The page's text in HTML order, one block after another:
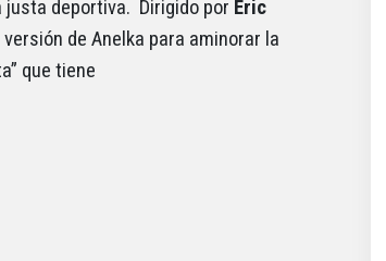
justa deportiva. Dirigido por Éric
de Anelka para aminorar la
que tiene